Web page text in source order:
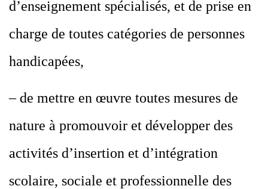
d’enseignement spécialisés, et de prise en
charge de toutes catégories de personnes
handicapées,
– de mettre en œuvre toutes mesures de
nature à promouvoir et développer des
activités d’insertion et d’intégration
scolaire, sociale et professionnelle des